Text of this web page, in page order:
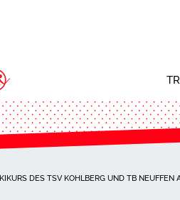
DES TSV KOHLBERG UND TB NEUFFEN